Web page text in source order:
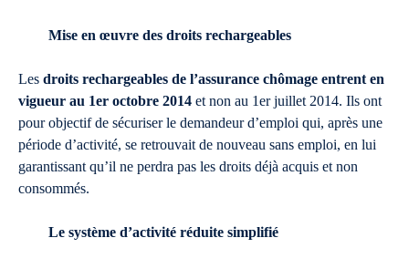
Mise en œuvre des droits rechargeables
Les droits rechargeables de l’assurance chômage entrent en
vigueur au 1er octobre 2014 et non au 1er juillet 2014. Ils ont
pour objectif de sécuriser le demandeur d’emploi qui, après une
période d’activité, se retrouvait de nouveau sans emploi, en lui
garantissant qu’il ne perdra pas les droits déjà acquis et non
consommés.
Le système d’activité réduite simplifié